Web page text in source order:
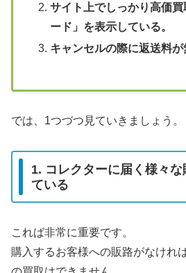
サイト上でしっかり高価
ード」を表示している。
キャンセルの際に返送料が
では、1つづつ見ていきましょう。
1. コレクターに届く様々
ている
これば非常に重要です。
購入するお客様への販路がなけれ